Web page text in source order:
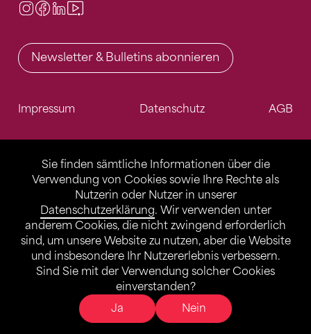
Sie finden sämtliche Informationen über die
Verwendung von Cookies sowie Ihre Rechte als
Nutzerin oder Nutzer in unserer
Datenschutzerklärung. Wir verwenden unter
anderem Cookies, die nicht zwingend erforderlich
sind, um unsere Website zu nutzen, aber die Website
und insbesondere Ihr Nutzererlebnis verbessern.
Sind Sie mit der Verwendung solcher Cookies
einverstanden?
Ja
Nein
Instagram
Facebook
LinkedIn
Newsletter & Bulletins abonnieren
Impressum Datenschutz AGB